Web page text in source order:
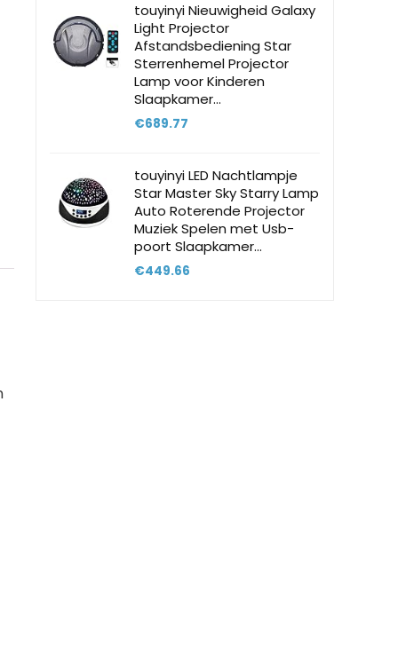
touyinyi Nieuwigheid Galaxy
Light Projector
Afstandsbediening Star
Sterrenhemel Projector
Lamp voor Kinderen
Slaapkamer…
€689.77
touyinyi LED Nachtlampje
Star Master Sky Starry Lamp
Auto Roterende Projector
Muziek Spelen met Usb-
poort Slaapkamer…
€449.66